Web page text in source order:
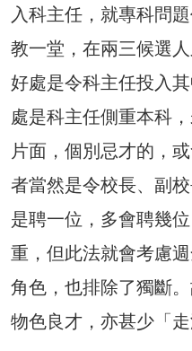
入科主任，就專科問
教一堂，在兩三候選
好處是令科主任投入
處是科主任側重本科
片面，個別忌才的，
者當然是令校長、副
是聘一位，多會聘幾
重，但此法就會考慮
角色，也排除了獨斷
物色良才，亦甚少「走